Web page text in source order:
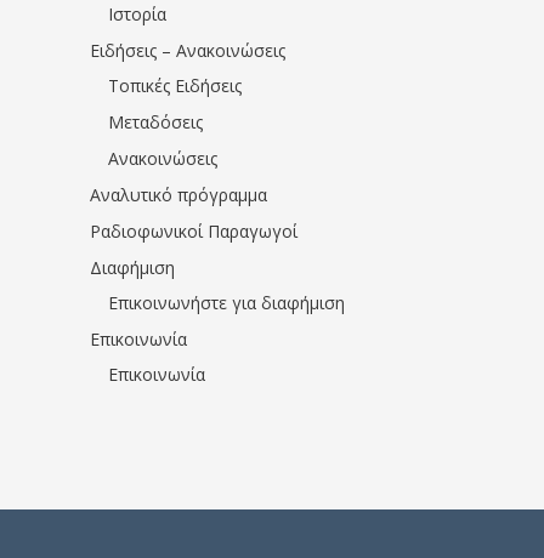
Ιστορία
Ειδήσεις – Ανακοινώσεις
Τοπικές Ειδήσεις
Μεταδόσεις
Ανακοινώσεις
Αναλυτικό πρόγραμμα
Ραδιοφωνικοί Παραγωγοί
Διαφήμιση
Επικοινωνήστε για διαφήμιση
Επικοινωνία
Επικοινωνία